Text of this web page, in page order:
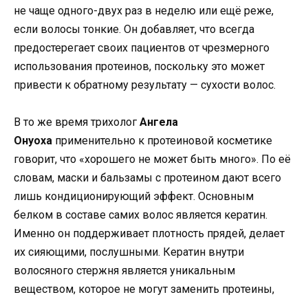
не чаще одного-двух раз в неделю или ещё реже,
если волосы тонкие. Он добавляет, что всегда
предостерегает своих пациентов от чрезмерного
использования протеинов, поскольку это может
привести к обратному результату — сухости волос.
В то же время трихолог Ангела
Онуоха применительно к протеиновой косметике
говорит, что «хорошего не может быть много». По её
словам, маски и бальзамы с протеином дают всего
лишь кондиционирующий эффект. Основным
белком в составе самих волос является кератин.
Именно он поддерживает плотность прядей, делает
их сияющими, послушными. Кератин внутри
волосяного стержня является уникальным
веществом, которое не могут заменить протеины,